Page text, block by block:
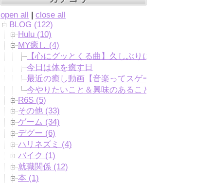
open all | close all
BLOG (122)
Hulu (10)
MY癒し (4)
【心にグッとくる曲】久しぶりに聴いたけどやっ
今日は体を癒す日
最近の癒し動画【音楽ってスゲーな】
今やりたいこと＆興味のあること
R6S (5)
その他 (33)
ゲーム (34)
デグー (6)
ハリネズミ (4)
バイク (1)
就職関係 (12)
本 (1)